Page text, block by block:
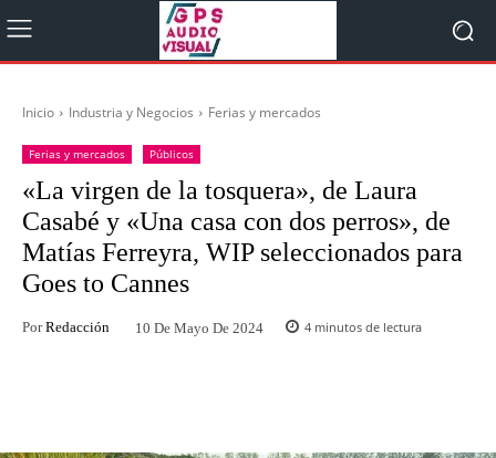
Inicio Industria y Negocios Ferias y mercados
Ferias y mercados Públicos
«La virgen de la tosquera», de Laura
Casabé y «Una casa con dos perros», de
Matías Ferreyra, WIP seleccionados para
Goes to Cannes
Por Redacción 10 De Mayo De 2024 4 minutos de lectura